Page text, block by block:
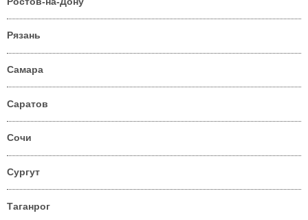
Рязань
Самара
Саратов
Сочи
Сургут
Таганрог